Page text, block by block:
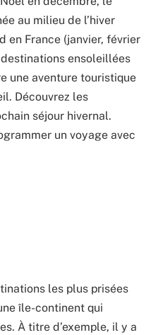
au milieu de l’hiver
en France (janvier, février
ensoleillées
une aventure touristique
Découvrez les
séjour hivernal.
un voyage avec
les plus prisées
île-continent qui
À titre d’exemple, il y a